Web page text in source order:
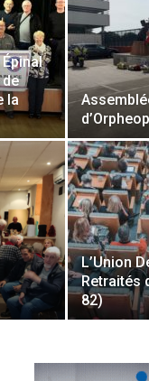
la
L’Union
Retraités
82)